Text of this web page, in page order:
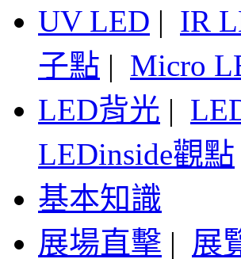
UV LED | IR
子點 | Micro
LED背光 |
LEDinside觀點
基本知識
展場直擊 | 展